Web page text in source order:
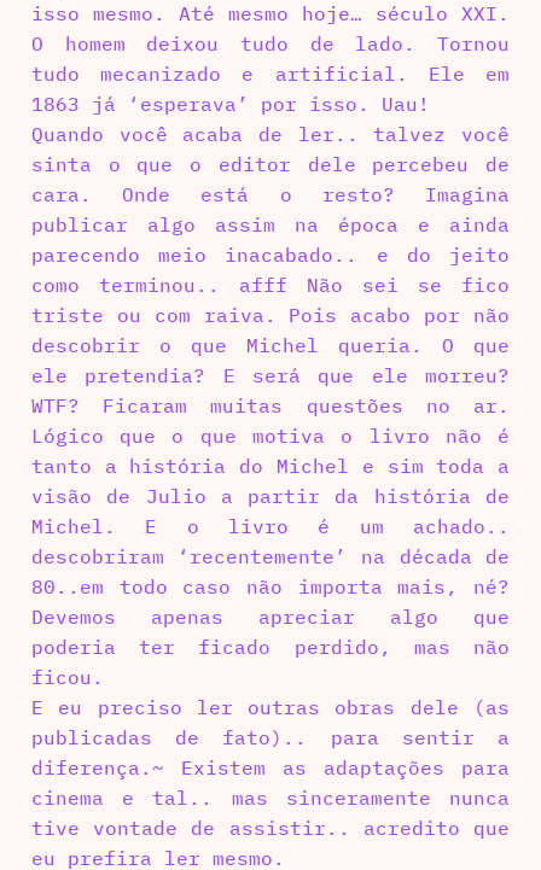
isso mesmo. Até mesmo hoje… século XXI.
O homem deixou tudo de lado. Tornou
tudo mecanizado e artificial. Ele em
1863 já ‘esperava’ por isso. Uau!
Quando você acaba de ler.. talvez você
sinta o que o editor dele percebeu de
cara. Onde está o resto? Imagina
publicar algo assim na época e ainda
parecendo meio inacabado.. e do jeito
como terminou.. afff Não sei se fico
triste ou com raiva. Pois acabo por não
descobrir o que Michel queria. O que
ele pretendia? E será que ele morreu?
WTF? Ficaram muitas questões no ar.
Lógico que o que motiva o livro não é
tanto a história do Michel e sim toda a
visão de Julio a partir da história de
Michel. E o livro é um achado..
descobriram ‘recentemente’ na década de
80..em todo caso não importa mais, né?
Devemos apenas apreciar algo que
poderia ter ficado perdido, mas não
ficou.
E eu preciso ler outras obras dele (as
publicadas de fato).. para sentir a
diferença.~ Existem as adaptações para
cinema e tal.. mas sinceramente nunca
tive vontade de assistir.. acredito que
eu prefira ler mesmo.